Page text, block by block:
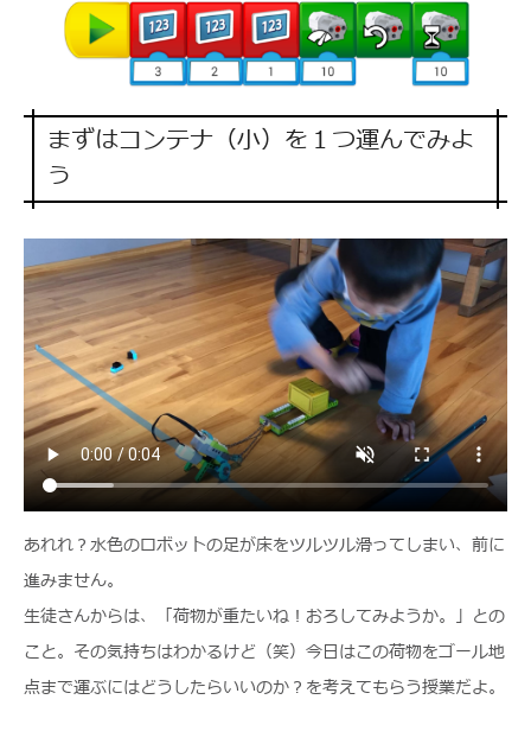
まずはコンテナ（小）を１つ運んでみよ
う
あれれ？水色のロボットの足が床をツルツル滑ってしまい、前に
進みません。
生徒さんからは、「荷物が重たいね！おろしてみようか。」との
こと。その気持ちはわかるけど（笑）今日はこの荷物をゴール地
点まで運ぶにはどうしたらいいのか？を考えてもらう授業だよ。